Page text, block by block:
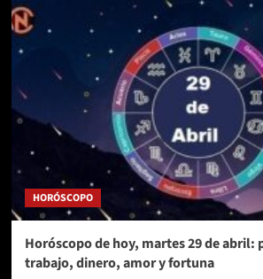
equipos
inicio
la
de
Baloncesto
2025-
HORÓSCOPO
Horóscopo de hoy, martes 29 de abril:
trabajo, dinero, amor y fortuna